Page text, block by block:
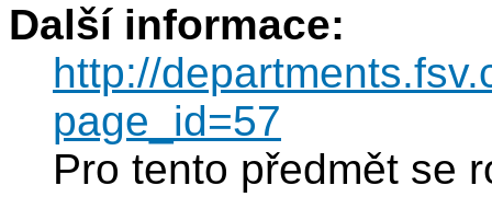
Další informace:
http://
page_id=57
Pro tento předmět se